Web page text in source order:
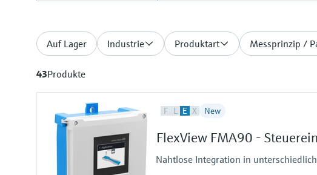
Auf Lager Industrie Produktart Messprinzip /
43Produkte
F L E X New
FlexView FMA90 -
Nahtlose Integration in